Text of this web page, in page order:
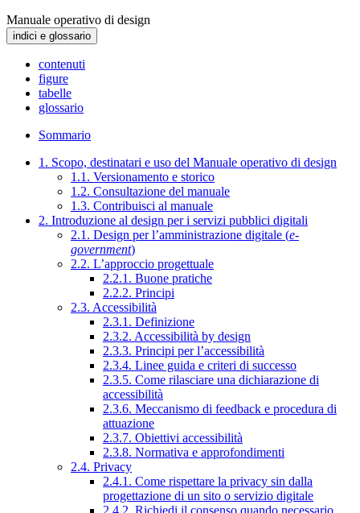
Manuale operativo di design
indici e glossario
contenuti
figure
tabelle
glossario
Sommario
1. Scopo, destinatari e uso del Manuale operativo di design
1.1. Versionamento e storico
1.2. Consultazione del manuale
1.3. Contribuisci al manuale
2. Introduzione al design per i servizi pubblici digitali
2.1. Design per l’amministrazione digitale (e-
government)
2.2. L’approccio progettuale
2.2.1. Buone pratiche
2.2.2. Principi
2.3. Accessibilità
2.3.1. Definizione
2.3.2. Accessibilità by design
2.3.3. Principi per l’accessibilità
2.3.4. Linee guida e criteri di successo
2.3.5. Come rilasciare una dichiarazione di
accessibilità
2.3.6. Meccanismo di feedback e procedura di
attuazione
2.3.7. Obiettivi accessibilità
2.3.8. Normativa e approfondimenti
2.4. Privacy
2.4.1. Come rispettare la privacy sin dalla
progettazione di un sito o servizio digitale
2.4.2. Richiedi il consenso quando necessario